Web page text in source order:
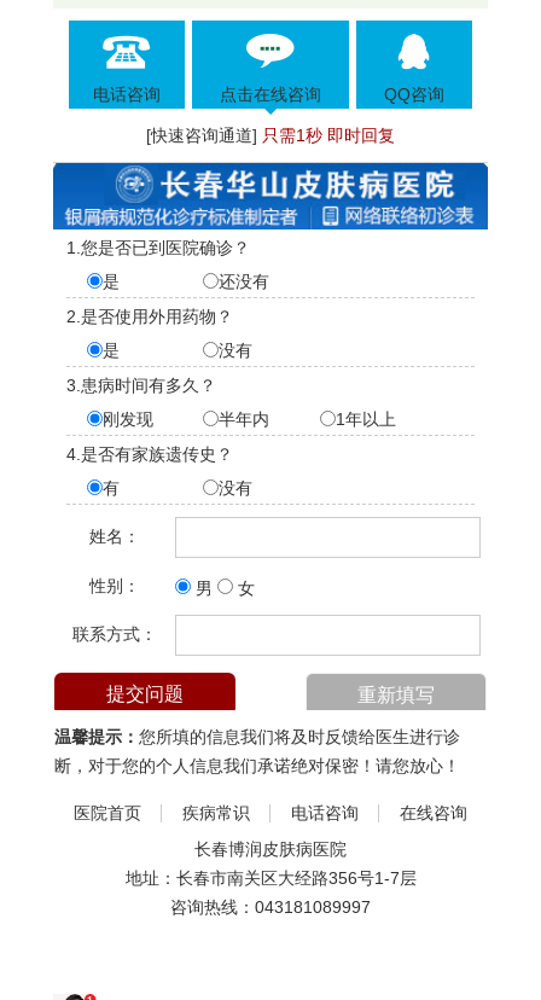
电话咨询 点击在线咨询 QQ咨询
[快速咨询通道] 只需1秒 即时回复
1.您是否已到医院确诊？
是
还没有
2.是否使用外用药物？
是
没有
3.患病时间有多久？
刚发现
半年内
1年以上
4.是否有家族遗传史？
有
没有
姓名：
性别： 男 女
联系方式：
温馨提示： 您所填的信息我们将及时反馈给医生进行诊
断，对于您的个人信息我们承诺绝对保密！请您放心！
医院首页 疾病常识 电话咨询
在线咨询
长春博润皮肤病医院
地址：长春市南关区大经路356号1-7层
咨询热线： 043181089997